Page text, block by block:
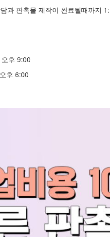
과 판촉물 제작이 완료될때까지
후 9:00
후 6:00